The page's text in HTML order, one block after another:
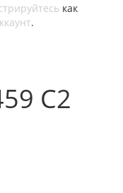
как
.
C2